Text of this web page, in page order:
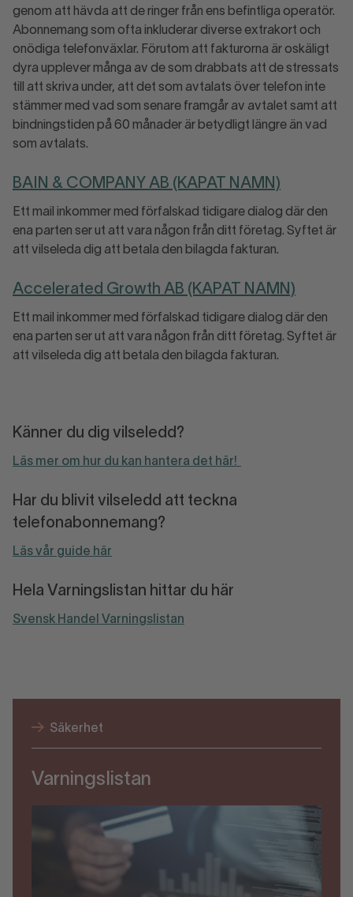
genom att hävda att de ringer från ens befintliga operatör.
Abonnemang som ofta inkluderar diverse extrakort och
onödiga telefonväxlar. Förutom att fakturorna är oskäligt
dyra upplever många av de som drabbats att de stressats
till att skriva under, att det som avtalats över telefon inte
stämmer med vad som senare framgår av avtalet samt att
bindningstiden på 60 månader är betydligt längre än vad
som avtalats.
BAIN & COMPANY AB (KAPAT NAMN)
Ett mail inkommer med förfalskad tidigare dialog där den
ena parten ser ut att vara någon från ditt företag. Syftet är
att vilseleda dig att betala den bilagda fakturan.
Accelerated Growth AB (KAPAT NAMN)
Ett mail inkommer med förfalskad tidigare dialog där den
ena parten ser ut att vara någon från ditt företag. Syftet är
att vilseleda dig att betala den bilagda fakturan.
Känner du dig vilseledd?
Läs mer om hur du kan hantera det här!
Har du blivit vilseledd att teckna
telefonabonnemang?
Läs vår guide här
Hela Varningslistan hittar du här
Svensk Handel Varningslistan
Säkerhet
Varningslistan